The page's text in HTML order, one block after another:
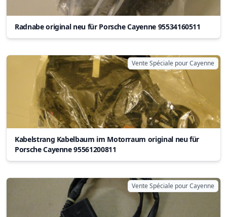
Radnabe original neu für Porsche Cayenne 95534160511
Vente Spéciale pour Cayenne
Kabelstrang Kabelbaum im Motorraum original neu für
Porsche Cayenne 95561200811
Vente Spéciale pour Cayenne